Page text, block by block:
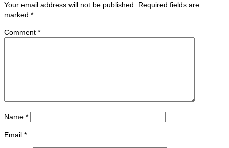
Your email address will not be published.
Required fields are
marked *
Comment *
Name *
Email *